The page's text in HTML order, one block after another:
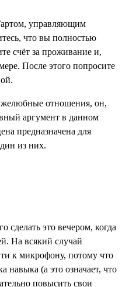
управляющим
что вы полностью
счёт за проживание и,
После этого попросите
отношения, он,
аргумент в данном
предназначена для
из них.
это вечером, когда
На всякий случай
к микрофону, потому что
навыка (а это означает, что
повысить свои